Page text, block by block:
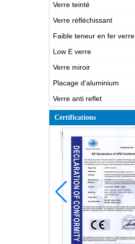
Verre teinté
Verre réfléchissant
Faible teneur en fer verre
Low E verre
Verre miroir
Placage d'aluminium
Verre anti reflet
Certifications